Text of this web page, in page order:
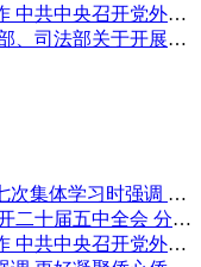
就当前经济形势和下半年经济工作 中共中央召开党外人士座谈会 习近平主持并发表重要讲话 李强通报有关情况 王沪宁蔡奇丁薛祥出席
中共中央国务院转发 《中央宣传部、司法部关于开展法治宣传教育的第九个五年规划（二〇二六—二〇三〇年）》
习近平在中共中央政治局第二十七次集体学习时强调 强化政治引领 深化创新发展 高质量推进国防和军队现代化
中共中央政治局召开会议 决定召开二十届五中全会 分析研究当前经济形势和经济工作 中共中央总书记习近平主持会议
就当前经济形势和下半年经济工作 中共中央召开党外人士座谈会 习近平主持并发表重要讲话 李强通报有关情况 王沪宁蔡奇丁薛祥出席